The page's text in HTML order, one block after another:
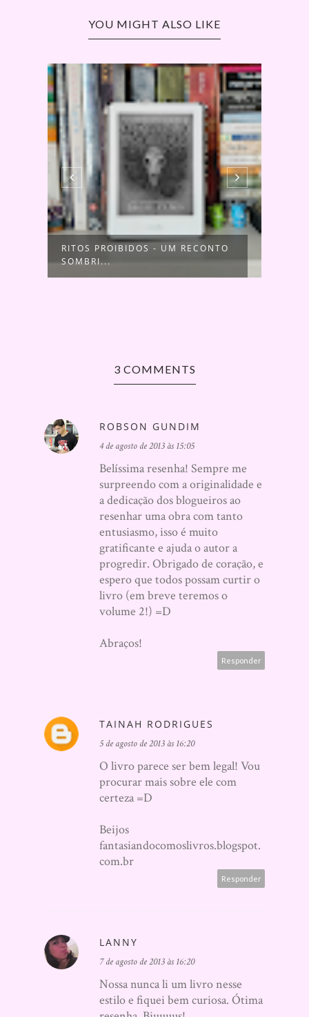
YOU MIGHT ALSO LIKE
RITOS PROIBIDOS - UM RECONTO
SOMBRI...
3 COMMENTS
ROBSON GUNDIM
4 de agosto de 2013 às 15:05
Belíssima resenha! Sempre me
surpreendo com a originalidade e
a dedicação dos blogueiros ao
resenhar uma obra com tanto
entusiasmo, isso é muito
gratificante e ajuda o autor a
progredir. Obrigado de coração, e
espero que todos possam curtir o
livro (em breve teremos o
volume 2!) =D
Abraços!
Responder
TAINAH RODRIGUES
5 de agosto de 2013 às 16:20
O livro parece ser bem legal! Vou
procurar mais sobre ele com
certeza =D
Beijos
fantasiandocomoslivros.blogspot.
com.br
Responder
LANNY
7 de agosto de 2013 às 16:20
Nossa nunca li um livro nesse
estilo e fiquei bem curiosa. Ótima